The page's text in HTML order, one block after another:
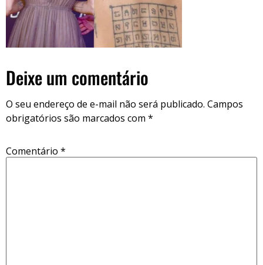
Deixe um comentário
O seu endereço de e-mail não será publicado. Campos
obrigatórios são marcados com *
Comentário *